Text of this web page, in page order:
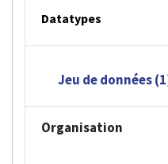
Datatypes
Jeu de données
Organisation